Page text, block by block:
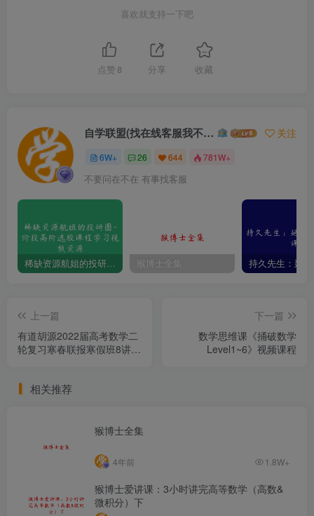
喜欢就支持一下吧
点赞 8 分享 收藏
自学联盟(找在线客服我不回信息的) 关注
6W+ 26 644 781W+
不要问在不在 有事找客服
稀缺资源航姐的投研圈-价投高阶选股课程学习视频资源 猴博士全集
上一篇
有道胡源2022届高考数学二
轮复习寒春联报寒假班8讲完
下一篇
数学思维课《捅破数学
Level1~6》视频课程
相关推荐
猴博士全集
4年前 1.8W+
猴博士爱讲课：3小时讲完高等数学（高数&
微积分）下